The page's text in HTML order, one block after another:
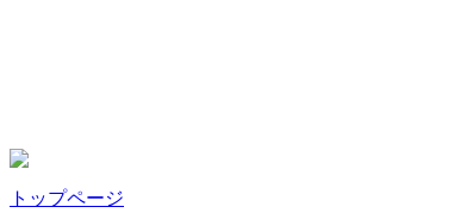
トップページ